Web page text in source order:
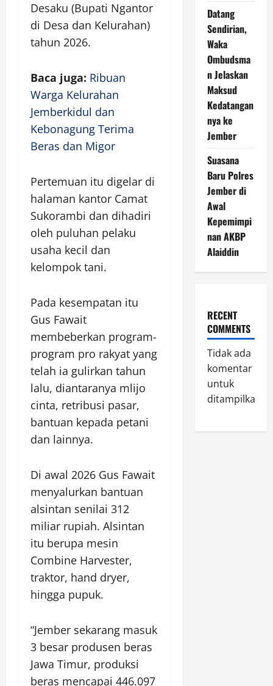
Desaku (Bupati Ngantor
di Desa dan Kelurahan)
tahun 2026.
Baca juga: Ribuan
Warga Kelurahan
Jemberkidul dan
Kebonagung Terima
Beras dan Migor
Pertemuan itu digelar di
halaman kantor Camat
Sukorambi dan dihadiri
oleh puluhan pelaku
usaha kecil dan
kelompok tani.
Pada kesempatan itu
Gus Fawait
membeberkan program-
program pro rakyat yang
telah ia gulirkan tahun
lalu, diantaranya mlijo
cinta, retribusi pasar,
bantuan kepada petani
dan lainnya.
Di awal 2026 Gus Fawait
menyalurkan bantuan
alsintan senilai 312
miliar rupiah. Alsintan
itu berupa mesin
Combine Harvester,
traktor, hand dryer,
hingga pupuk.
“Jember sekarang masuk
3 besar produsen beras
Jawa Timur, produksi
beras mencapai 446.097
Datang
Sendirian,
Waka
Ombudsma
n Jelaskan
Maksud
Kedatangan
nya ke
Jember
Suasana
Baru Polres
Jember di
Awal
Kepemimpi
nan AKBP
Alaiddin
RECENT
COMMENTS
Tidak ada
komentar
untuk
ditampilkan.